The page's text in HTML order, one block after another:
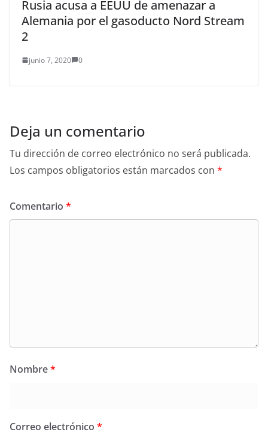
Rusia acusa a EEUU de amenazar a
Alemania por el gasoducto Nord Stream
2
junio 7, 2020 0
Deja un comentario
Tu dirección de correo electrónico no será publicada.
Los campos obligatorios están marcados con *
Comentario *
Nombre*
Correo electrónico *